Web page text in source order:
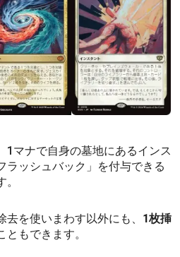
1マナで自身の墓地にあるインス
ラッシュバック」を付与できる
去を使いまわす以外にも、 1枚挿
ともできます。